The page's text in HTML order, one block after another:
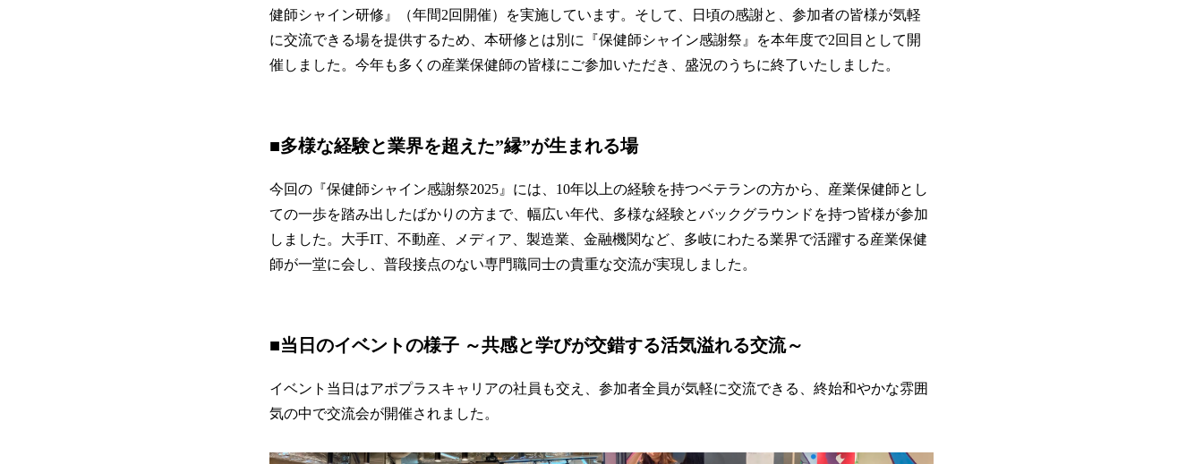
健師シャイン研修』（年間2回開催）を実施しています。そして、日頃の感謝と、参加者の皆様が気軽
に交流できる場を提供するため、本研修とは別に『保健師シャイン感謝祭』を本年度で2回目として開
催しました。今年も多くの産業保健師の皆様にご参加いただき、盛況のうちに終了いたしました。
■多様な経験と業界を超えた”縁”が生まれる場
今回の『保健師シャイン感謝祭2025』には、10年以上の経験を持つベテランの方から、産業保健師とし
ての一歩を踏み出したばかりの方まで、幅広い年代、多様な経験とバックグラウンドを持つ皆様が参加
しました。大手IT、不動産、メディア、製造業、金融機関など、多岐にわたる業界で活躍する産業保健
師が一堂に会し、普段接点のない専門職同士の貴重な交流が実現しました。
■当日のイベントの様子 ～共感と学びが交錯する活気溢れる交流～
イベント当日はアポプラスキャリアの社員も交え、参加者全員が気軽に交流できる、終始和やかな雰囲
気の中で交流会が開催されました。